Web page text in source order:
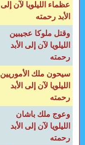
عظماء الليلويا لآن إلى
الأبد رحمته
وقتل ملوكا عجيبين
الليلويا لآن إلى الأبد
رحمته
سيحون ملك الأموريين
الليلويا لآن إلى الأبد
رحمته
وعوج ملك باشان
الليلويا لآن إلى الأبد
رحمته